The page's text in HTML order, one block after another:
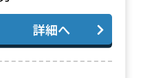
詳細へ